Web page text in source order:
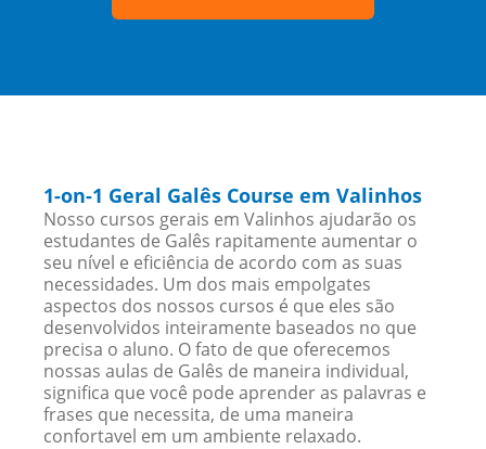
1-on-1 Geral Galês Course em Valinhos
Nosso cursos gerais em Valinhos ajudarão os
estudantes de Galês rapitamente aumentar o
seu nível e eficiência de acordo com as suas
necessidades. Um dos mais empolgates
aspectos dos nossos cursos é que eles são
desenvolvidos inteiramente baseados no que
precisa o aluno. O fato de que oferecemos
nossas aulas de Galês de maneira individual,
significa que você pode aprender as palavras e
frases que necessita, de uma maneira
confortavel em um ambiente relaxado.